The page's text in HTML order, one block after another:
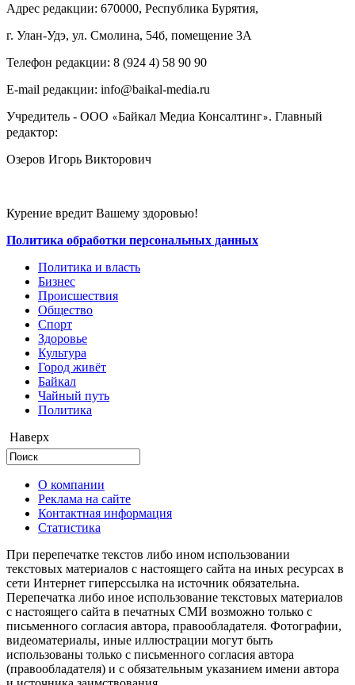
Адрес редакции: 670000, Республика Бурятия,
г. Улан-Удэ, ул. Смолина, 54б, помещение 3А
Телефон редакции: ‎‎8 (924 4) 58 90 90
E-mail редакции: info@baikal-media.ru
Учредитель - ООО «Байкал Медиа Консалтинг». Главный
редактор:
Озеров Игорь Викторович
Курение вредит Вашему здоровью!
Политика обработки персональных данных
Политика и власть
Бизнес
Происшествия
Общество
Cпорт
Здоровье
Культура
Город живёт
Байкал
Чайный путь
Политика
Наверх
О компании
Реклама на сайте
Контактная информация
Статистика
При перепечатке текстов либо ином использовании
текстовых материалов с настоящего сайта на иных ресурсах в
сети Интернет гиперссылка на источник обязательна.
Перепечатка либо иное использование текстовых материалов
с настоящего сайта в печатных СМИ возможно только с
письменного согласия автора, правообладателя. Фотографии,
видеоматериалы, иные иллюстрации могут быть
использованы только с письменного согласия автора
(правообладателя) и с обязательным указанием имени автора